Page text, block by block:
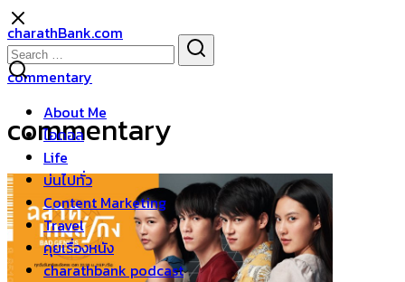
Skip
to
content
charathBank.com
About Me
ไอดอล
Life
บ่นไปทั่ว
Content Marketing
Travel
คุยเรื่องหนัง
charathbank podcast
Search
for:
commentary
commentary